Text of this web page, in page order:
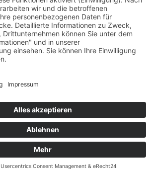
Werkstatt-Termin
Beratungstermin
Probefahrt vereinbaren
Stellenangebote
Anfahrt (Google Maps)